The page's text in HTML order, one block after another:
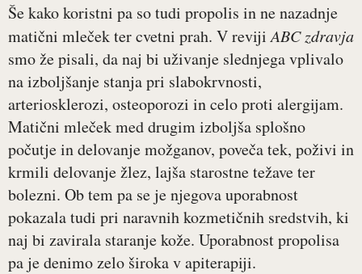
Še kako koristni pa so tudi propolis in ne nazadnje
matični mleček ter cvetni prah. V revijiABC zdravja
smo že pisali, da naj bi uživanje slednjega vplivalo
na izboljšanje stanja pri slabokrvnosti,
arteriosklerozi, osteoporozi in celo proti alergijam.
Matični mleček med drugim izboljša splošno
počutje in delovanje možganov, poveča tek, poživi in
krmili delovanje žlez, lajša starostne težave ter
bolezni. Ob tem pa se je njegova uporabnost
pokazala tudi pri naravnih kozmetičnih sredstvih, ki
naj bi zavirala staranje kože. Uporabnost propolisa
pa je denimo zelo široka v apiterapiji.